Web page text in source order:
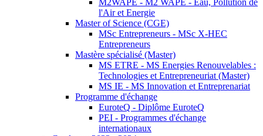
M2WAPE - M2 WAPE - Eau, Pollution de
l'Air et Energie
Master of Science (CGE)
MSc Entrepreneurs - MSc X-HEC
Entrepreneurs
Mastère spécialisé (Master)
MS ETRE - MS Energies Renouvelables :
Technologies et Entrepreneuriat (Master)
MS IE - MS Innovation et Entreprenariat
Programme d'échange
EuroteQ - Diplôme EuroteQ
PEI - Programmes d'échange
internationaux